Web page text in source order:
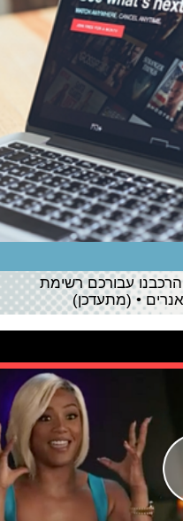
עבורכם רשימת
• (מתעדכן)